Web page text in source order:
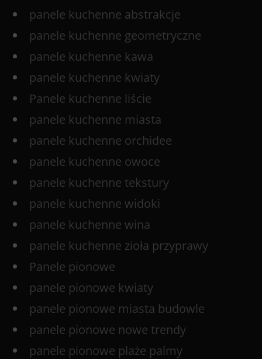
panele kuchenne abstrakcje
panele kuchenne geometryczne
panele kuchenne kawa
panele kuchenne kwiaty
Panele kuchenne liście
panele kuchenne miasta
panele kuchenne orchidee
panele kuchenne owoce
panele kuchenne tekstury
panele kuchenne widoki
panele kuchenne wina
panele kuchenne zioła przyprawy
Panele pionowe
panele pionowe kwiaty
panele pionowe miasta budowle
panele pionowe nowe trendy
panele pionowe plaże palmy